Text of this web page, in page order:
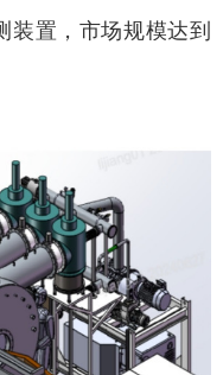
装置，市场规模达到